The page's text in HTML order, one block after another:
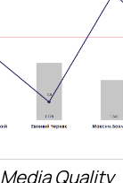
Media Quality